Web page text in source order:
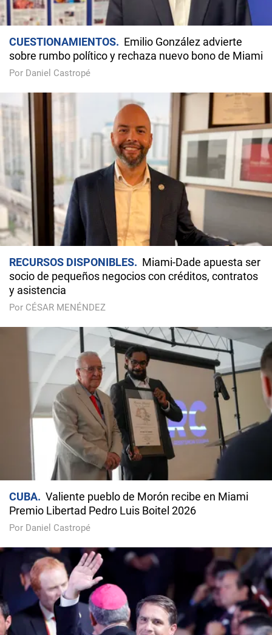
CUESTIONAMIENTOS
Emilio González advierte
sobre rumbo político y rechaza nuevo bono de Miami
Por Daniel Castropé
RECURSOS DISPONIBLES
Miami-Dade apuesta ser
socio de pequeños negocios con créditos, contratos
y asistencia
Por CÉSAR MENÉNDEZ
CUBA
Valiente pueblo de Morón recibe en Miami
Premio Libertad Pedro Luis Boitel 2026
Por Daniel Castropé